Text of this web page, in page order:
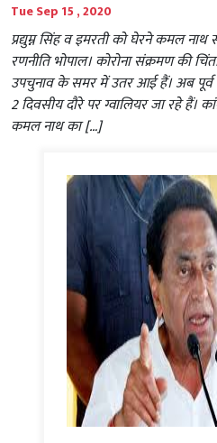
Tue Sep 15 , 2020
प्रद्युम्न सिंह व इमरती को घेरने कमल
रणनीति भोपाल। कोरोना संक्रमण की
उपचुनाव के समर में उतर आई हैं। अब पूर्व
2 दिवसीय दौरे पर ग्वालियर जा रहे हैं।
कमल नाथ का […]